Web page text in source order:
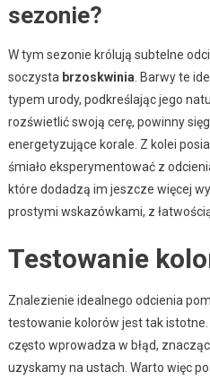
sezonie?
W tym sezonie królują subtelne
soczysta brzoskwinia . Barwy te
typem urody, podkreślając jego
rozświetlić swoją cerę, powinny
energetyzujące korale. Z kolei
śmiało eksperymentować z
które dodadzą im jeszcze więcej
prostymi wskazówkami, z
Testowanie
Znalezienie idealnego odcienia
testowanie kolorów jest tak
często wprowadza w błąd,
uzyskamy na ustach. Warto więc